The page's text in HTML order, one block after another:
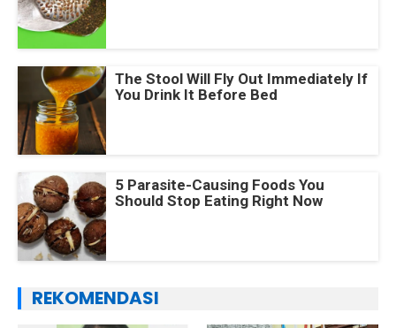
The Stool Will Fly Out Immediately If
You Drink It Before Bed
5 Parasite-Causing Foods You
Should Stop Eating Right Now
REKOMENDASI